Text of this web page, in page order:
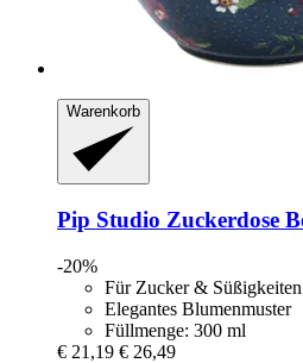
Warenkorb
Pip Studio Zuckerdose
-20%
Für Zucker & Süßigkeiten
Elegantes Blumenmuster
Füllmenge: 300 ml
€ 21,19 € 26,49